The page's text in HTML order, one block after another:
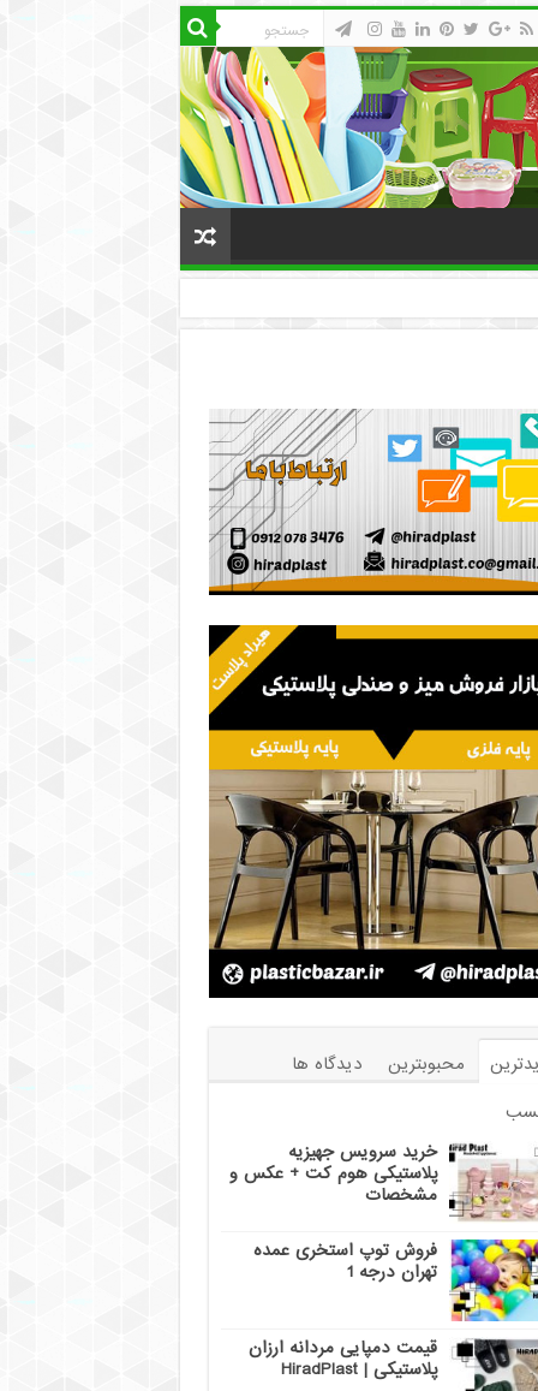
محبوبترین
دیدگاه ها
خرید سرویس جهیزیه
پلاستیکی هوم کت + عکس و
مشخصات
فروش توپ استخری عمده
تهران درجه 1
قیمت دمپایی مردانه ارزان
پلاستیکی | HiradPlast